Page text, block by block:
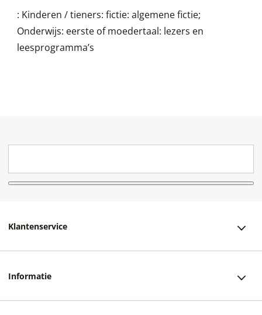
: Kinderen / tieners: fictie: algemene fictie;
Onderwijs: eerste of moedertaal: lezers en
leesprogramma’s
Klantenservice
Informatie